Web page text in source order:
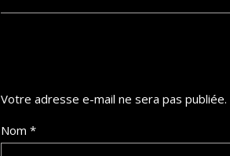
Votre adresse e-mail ne sera pas publiée.
Nom *